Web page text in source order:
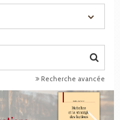
Recherche avancée